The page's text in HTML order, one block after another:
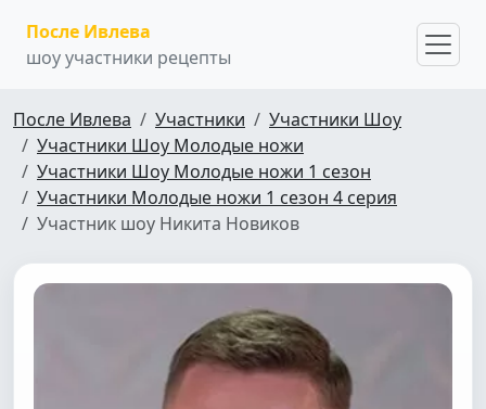
После Ивлева
шоу участники рецепты
После Ивлева Участники
Участники Шоу
Участники Шоу Молодые ножи
Участники Шоу Молодые ножи 1 сезон
Участники Молодые ножи 1 сезон 4 серия
Участник шоу Никита Новиков